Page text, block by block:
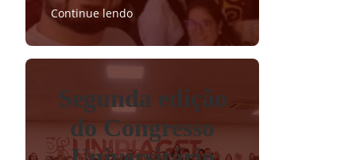
Continue lendo
Segunda edição
do Congresso